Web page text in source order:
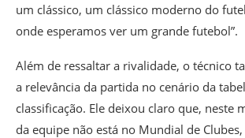
um clássico, um clássico moderno do
onde esperamos ver um grande futebol”.
Além de ressaltar a rivalidade, o técnico
a relevância da partida no cenário da
classificação. Ele deixou claro que, neste
da equipe não está no Mundial de